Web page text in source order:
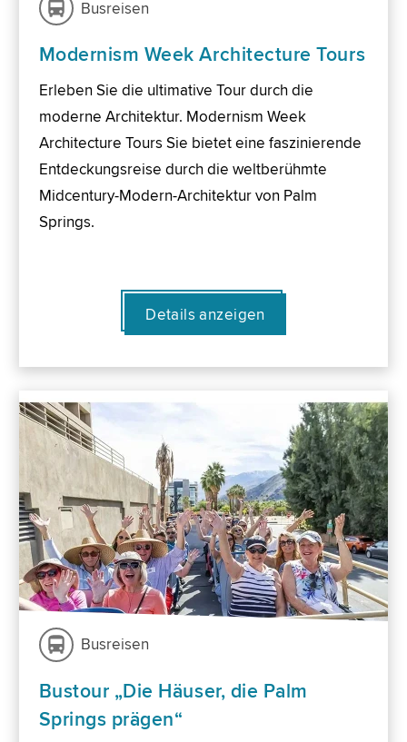
Busreisen
Modernism Week Architecture Tours
Erleben Sie die ultimative Tour durch die
moderne Architektur. Modernism Week
Architecture Tours Sie bietet eine faszinierende
Entdeckungsreise durch die weltberühmte
Midcentury-Modern-Architektur von Palm
Springs.
Details anzeigen
Busreisen
Bustour „Die Häuser, die Palm
Springs prägen“